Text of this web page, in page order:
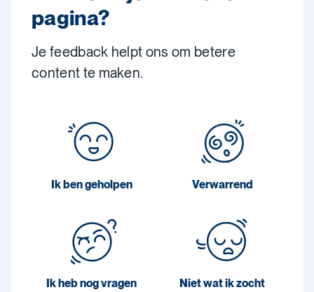
pagina?
Je feedback helpt ons om betere
content te maken.
Ik ben geholpen Verwarrend
Ik heb nog vragen Niet wat ik zocht